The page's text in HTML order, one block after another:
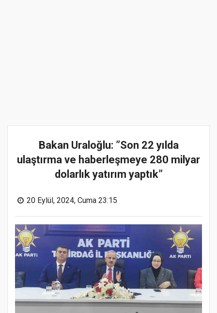
Bakan Uraloğlu: ”Son 22 yılda
ulaştırma ve haberleşmeye 280 milyar
dolarlık yatırım yaptık”
20 Eylül, 2024, Cuma 23:15